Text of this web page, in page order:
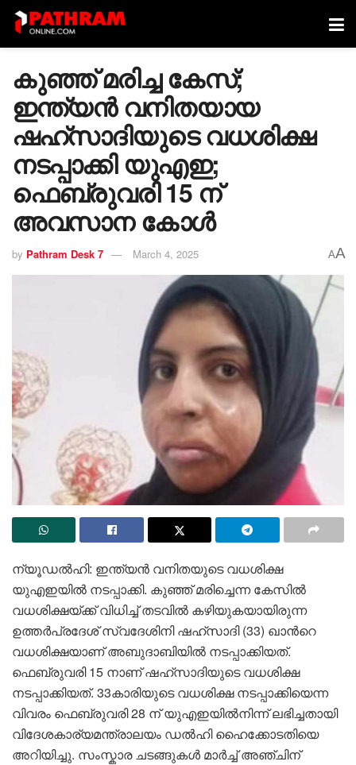
കുഞ്ഞ് മരിച്ച കേസ്;
ഇന്ത്യന്‍ വനിതയായ
ഷഹ്സാദിയുടെ വധശിക്ഷ
നടപ്പാക്കി യുഎഇ;
ഫെബ്രുവരി 15 ന്
അവസാന കോള്‍
by Pathram Desk 7 March 4, 2025 AA
ന്യൂഡല്‍ഹി: ഇന്ത്യന്‍ വനിതയുടെ വധശിക്ഷ
യുഎഇയില്‍ നടപ്പാക്കി. കുഞ്ഞ് മരിച്ചെന്ന കേസില്‍
വധശിക്ഷയ്ക്ക് വിധിച്ച് തടവില്‍ കഴിയുകയായിരുന്ന
ഉത്തര്‍പ്രദേശ് സ്വദേശിനി ഷഹ്‌സാദി (33) ഖാന്‍റെ
വധശിക്ഷയാണ് അബുദാബിയില്‍ നടപ്പാക്കിയത്.
ഫെബ്രുവരി 15 നാണ് ഷഹ്സാദിയുടെ വധശിക്ഷ
നടപ്പാക്കിയത്. 33കാരിയുടെ വധശിക്ഷ നടപ്പാക്കിയെന്ന
വിവരം ഫെബ്രുവരി 28 ന് യുഎഇയില്‍നിന്ന് ലഭിച്ചതായി
വിദേശകാര്യമന്ത്രാലയം ഡല്‍ഹി ഹൈക്കോടതിയെ
അറിയിച്ചു. സംസ്കാര ചടങ്ങുകള്‍ മാര്‍ച്ച് അഞ്ചിന്